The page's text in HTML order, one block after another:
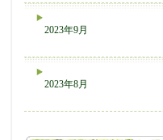
2023年9月
2023年8月